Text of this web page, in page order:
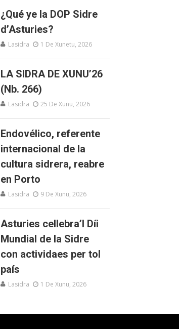
¿Qué ye la DOP Sidre
d’Asturies?
Lasidra 1 De Xunetu, 2026
LA SIDRA DE XUNU’26
(Nb. 266)
Lasidra 25 De Xunu, 2026
Endovélico, referente
internacional de la
cultura sidrera, reabre
en Porto
Lasidra 9 De Xunu, 2026
Asturies cellebra’l Díi
Mundial de la Sidre
con actividaes per tol
país
Lasidra 1 De Xunu, 2026